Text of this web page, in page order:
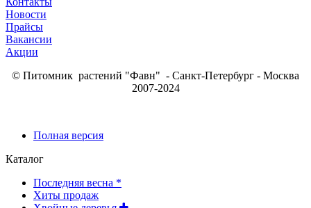
Новости
Прайсы
Вакансии
Акции
© Питомник растений "Фавн" - Санкт-Петербург - Москва
2007-2024
Полная версия
Каталог
Последняя весна *
Хиты продаж